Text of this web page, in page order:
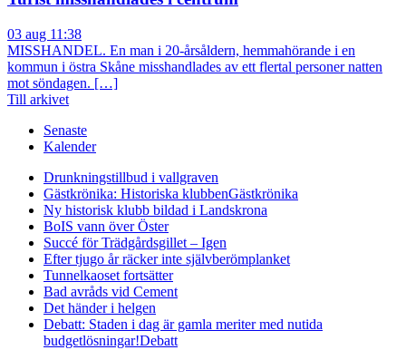
03 aug 11:38
MISSHANDEL. En man i 20-årsåldern, hemmahörande i en
kommun i östra Skåne misshandlades av ett flertal personer natten
mot söndagen. […]
Till arkivet
Senaste
Kalender
Drunkningstillbud i vallgraven
Gästkrönika: Historiska klubbenGästkrönika
Ny historisk klubb bildad i Landskrona
BoIS vann över Öster
Succé för Trädgårdsgillet – Igen
Efter tjugo år räcker inte självberömplanket
Tunnelkaoset fortsätter
Bad avråds vid Cement
Det händer i helgen
Debatt: Staden i dag är gamla meriter med nutida
budgetlösningar!Debatt